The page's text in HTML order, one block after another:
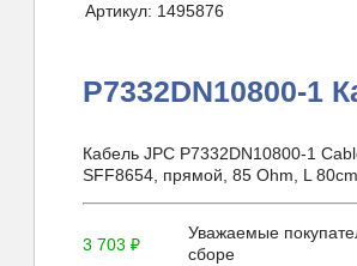
Артикул: 1495876
P7332DN10800-1
Кабель JPC P7332DN10800-1
SFF8654, прямой, 85 Ohm, L 80cm
3 703 ₽
Уважаемые
сборе